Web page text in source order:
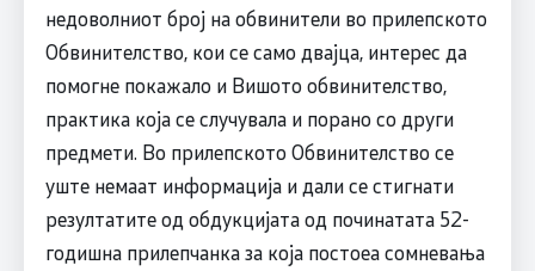
недоволниот број на обвинители во прилепското
Обвинителство, кои се само двајца, интерес да
помогне покажало и Вишото обвинителство,
практика која се случувала и порано со други
предмети. Во прилепското Обвинителство се
уште немаат информација и дали се стигнати
резултатите од обдукцијата од починатата 52-
годишна прилепчанка за која постоеа сомневања